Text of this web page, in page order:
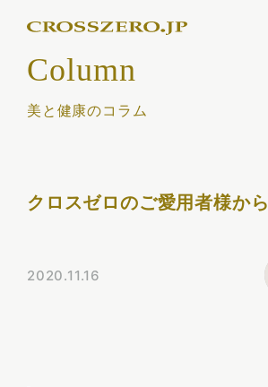
Column
美と健康のコラム
クロスゼロのご愛用者様から
2020.11.16